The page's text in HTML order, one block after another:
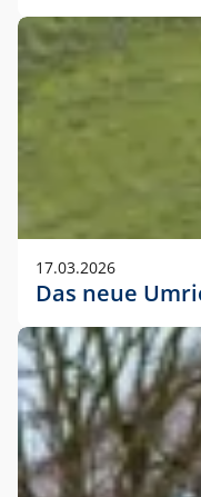
17.03.2026
Das neue